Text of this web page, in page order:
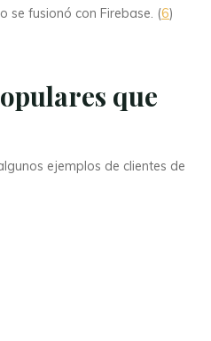
se fusionó con Firebase. (6)
que
ejemplos de clientes de